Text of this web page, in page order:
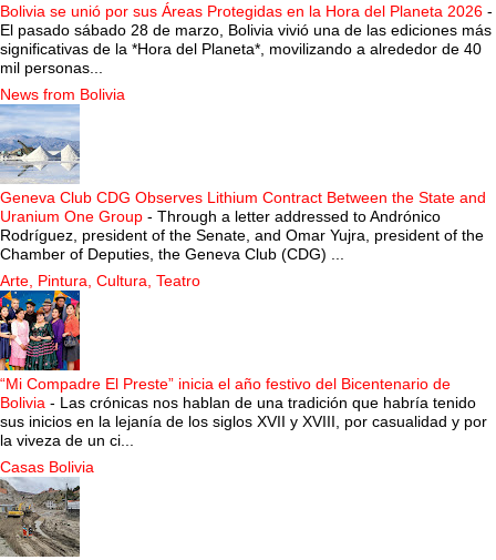
Bolivia se unió por sus Áreas Protegidas en la Hora del Planeta 2026 -
El pasado sábado 28 de marzo, Bolivia vivió una de las ediciones más
significativas de la *Hora del Planeta*, movilizando a alrededor de 40
mil personas...
News from Bolivia
Geneva Club CDG Observes Lithium Contract Between the State and
Uranium One Group - Through a letter addressed to Andrónico
Rodríguez, president of the Senate, and Omar Yujra, president of the
Chamber of Deputies, the Geneva Club (CDG) ...
Arte, Pintura, Cultura, Teatro
“Mi Compadre El Preste” inicia el año festivo del Bicentenario de
Bolivia - Las crónicas nos hablan de una tradición que habría tenido
sus inicios en la lejanía de los siglos XVII y XVIII, por casualidad y por
la viveza de un ci...
Casas Bolivia